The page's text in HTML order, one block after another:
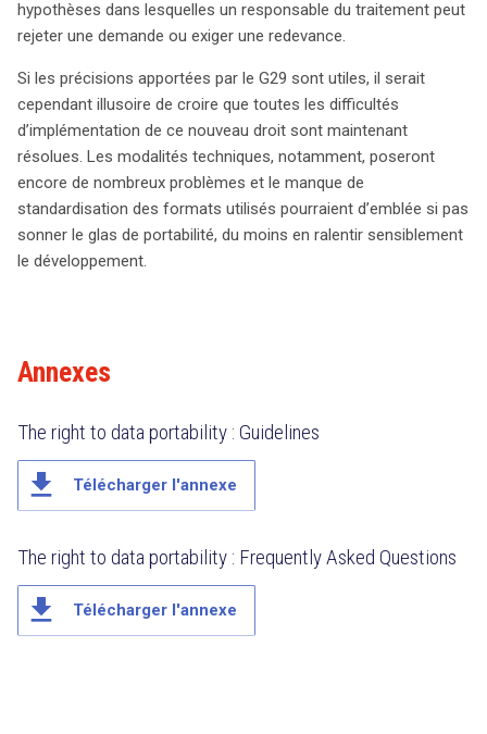
hypothèses dans lesquelles un responsable du traitement peut
rejeter une demande ou exiger une redevance.
Si les précisions apportées par le G29 sont utiles, il serait
cependant illusoire de croire que toutes les difficultés
d’implémentation de ce nouveau droit sont maintenant
résolues. Les modalités techniques, notamment, poseront
encore de nombreux problèmes et le manque de
standardisation des formats utilisés pourraient d’emblée si pas
sonner le glas de portabilité, du moins en ralentir sensiblement
le développement.
Annexes
The right to data portability : Guidelines
file_download Télécharger l'annexe
The right to data portability : Frequently Asked Questions
file_download Télécharger l'annexe